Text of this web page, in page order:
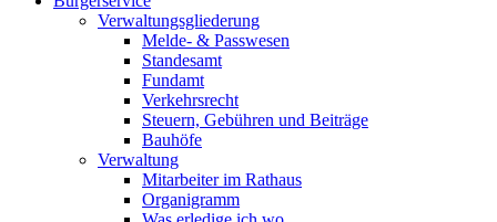
Verwaltungsgliederung
Melde- & Passwesen
Standesamt
Fundamt
Verkehrsrecht
Steuern, Gebühren und Beiträge
Bauhöfe
Verwaltung
Mitarbeiter im Rathaus
Organigramm